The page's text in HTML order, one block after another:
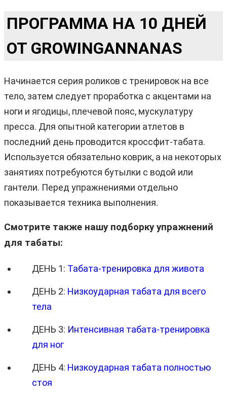
ПРОГРАММА НА 10 ДНЕЙ
ОТ GROWINGANNANAS
Начинается серия роликов с тренировок на все
тело, затем следует проработка с акцентами на
ноги и ягодицы, плечевой пояс, мускулатуру
пресса. Для опытной категории атлетов в
последний день проводится кроссфит-табата.
Используется обязательно коврик, а на некоторых
занятиях потребуются бутылки с водой или
гантели. Перед упражнениями отдельно
показывается техника выполнения.
Смотрите также нашу подборку упражнений
для табаты:
ДЕНЬ 1: Табата-тренировка для живота
ДЕНЬ 2: Низкоударная табата для всего
тела
ДЕНЬ 3: Интенсивная табата-тренировка
для ног
ДЕНЬ 4: Низкоударная табата полностью
стоя